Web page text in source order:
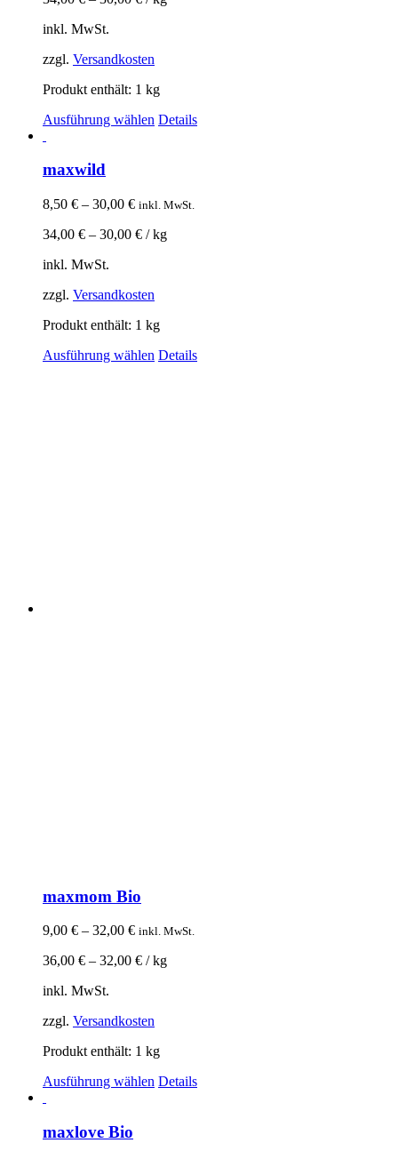
inkl. MwSt.
zzgl. Versandkosten
Produkt enthält: 1 kg
Ausführung wählen Details
maxwild
8,50 € – 30,00 € inkl. MwSt.
34,00 € – 30,00 € /kg
inkl. MwSt.
zzgl. Versandkosten
Produkt enthält: 1 kg
Ausführung wählen Details
maxmom Bio
9,00 € – 32,00 € inkl. MwSt.
36,00 € – 32,00 € /kg
inkl. MwSt.
zzgl. Versandkosten
Produkt enthält: 1 kg
Ausführung wählen Details
maxlove Bio